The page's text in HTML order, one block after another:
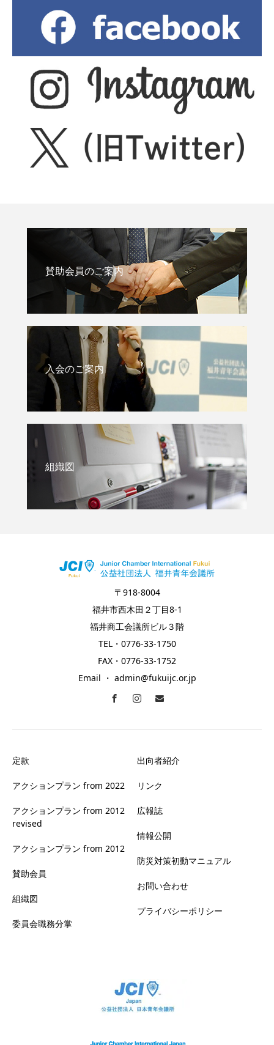
賛助会員のご案内
入会のご案内
組織図
〒918-8004
福井市西木田２丁目8-1
福井商工会議所ビル３階
TEL・0776-33-1750
FAX・0776-33-1752
Email ・ admin@fukuijc.or.jp
定款
アクションプラン from 2022
アクションプラン from 2012
revised
アクションプラン from 2012
賛助会員
組織図
委員会職務分掌
出向者紹介
リンク
広報誌
情報公開
防災対策初動マニュアル
お問い合わせ
プライバシーポリシー